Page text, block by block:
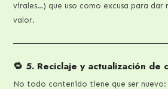
virales…) que uso como excusa para dar
valor.
🔁 5. Reciclaje y actualización de
No todo contenido tiene que ser nuevo: